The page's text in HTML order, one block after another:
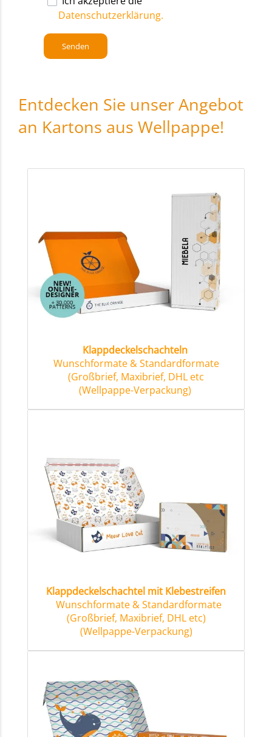
Datenschutzerklärung.
Entdecken Sie unser Angebot
an Kartons aus Wellpappe!
Klappdeckelschachteln
Wunschformate & Standardformate
(Großbrief, Maxibrief, DHL etc
(Wellpappe-Verpackung)
Klappdeckelschachtel mit Klebestreifen
Wunschformate & Standardformate
(Großbrief, Maxibrief, DHL etc)
(Wellpappe-Verpackung)